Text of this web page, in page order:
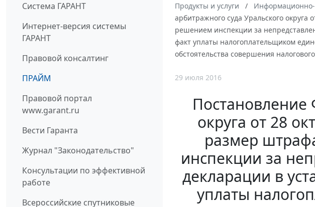
Система ГАРАНТ
Интернет-версия системы
ГАРАНТ
Правовой консалтинг
ПРАЙМ
Правовой портал
www.garant.ru
Вести Гаранта
Журнал "Законодательство"
Консультации по эффективной
работе
Всероссийские спутниковые
Продукты и услуги
арбитражного суда Уральского
решением инспекции за
факт уплаты налогоплательщиком
обстоятельства совершения
29 июля 2016
Постановление
округа от 28
размер
инспекции за
декларации в
уплаты